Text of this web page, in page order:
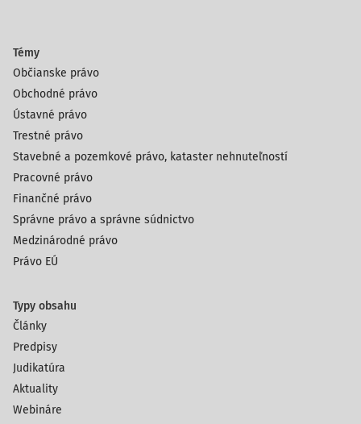
Témy
Občianske právo
Obchodné právo
Ústavné právo
Trestné právo
Stavebné a pozemkové právo, kataster nehnuteľností
Pracovné právo
Finančné právo
Správne právo a správne súdnictvo
Medzinárodné právo
Právo EÚ
Typy obsahu
Články
Predpisy
Judikatúra
Aktuality
Webináre